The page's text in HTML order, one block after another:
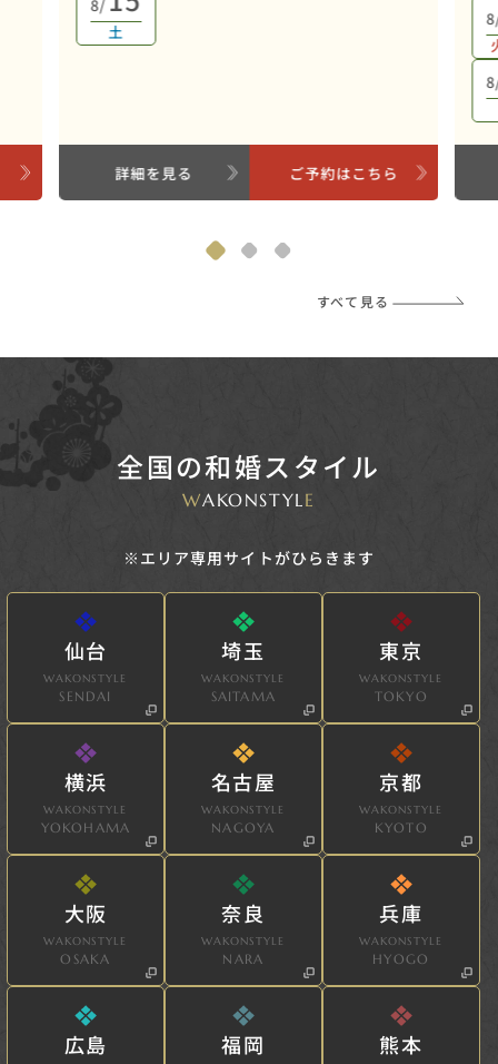
8/
土
詳細を見る ご予約はこちら
すべて見る
全国の和婚スタイル
WAKONSTYLE
※エリア専用サイトがひらきます
仙台
WAKONSTYLE
SENDAI
埼玉
WAKONSTYLE
SAITAMA
東京
WAKONSTYLE
TOKYO
横浜
WAKONSTYLE
YOKOHAMA
名古屋
WAKONSTYLE
NAGOYA
京都
WAKONSTYLE
KYOTO
大阪
WAKONSTYLE
OSAKA
奈良
WAKONSTYLE
NARA
兵庫
WAKONSTYLE
HYOGO
広島 福岡 熊本